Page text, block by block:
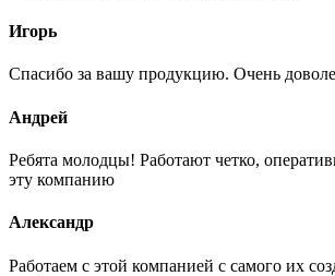
Игорь
Спасибо за вашу продукцию. Очень
Андрей
Ребята молодцы! Работают четко,
эту компанию
Александр
Работаем с этой компанией с самого их